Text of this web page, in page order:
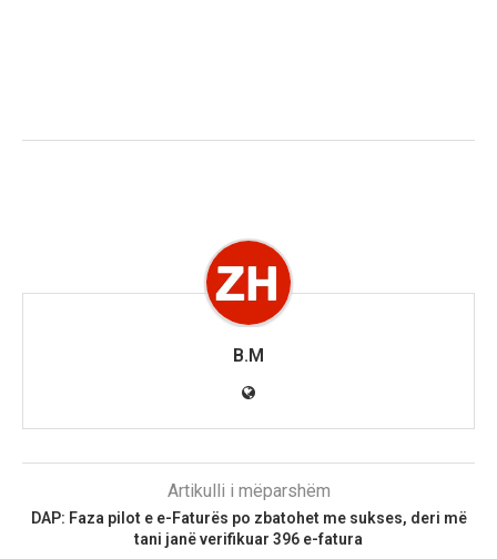
B.M
Artikulli i mëparshëm
DAP: Faza pilot e e-Faturës po zbatohet me sukses, deri më
tani janë verifikuar 396 e-fatura